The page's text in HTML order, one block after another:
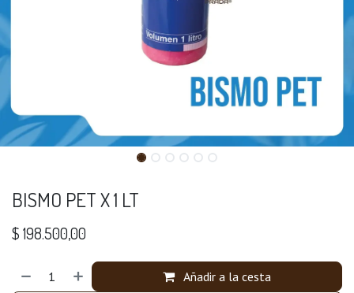
BISMO PET X 1 LT
$198.500,00
Añadir a la cesta